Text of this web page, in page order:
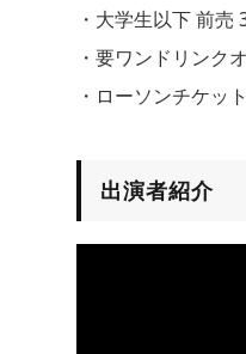
・大学生以下 前
・要ワンドリンク
・ローソンチケ
出演者紹介